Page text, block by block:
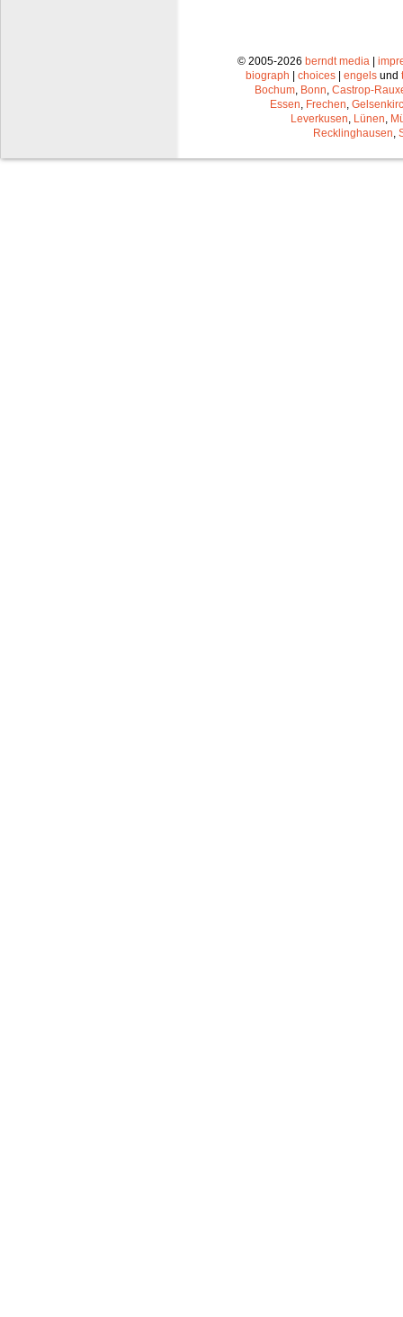
© 2005-2026 berndt media |
biograph | choices | engels und
Bochum Bonn Castrop-
Essen Frechen
Leverkusen Lünen
Recklinghausen